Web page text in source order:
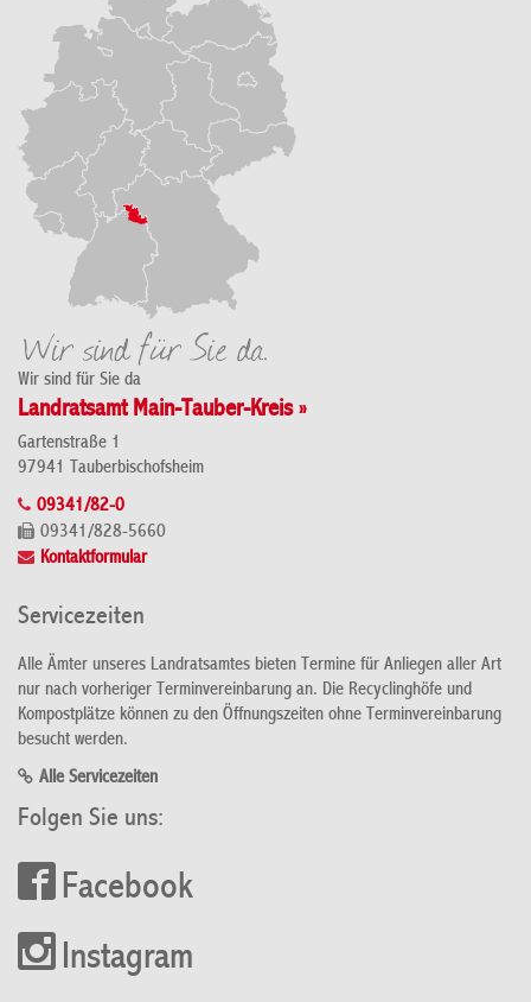
Wir sind für Sie da
Landratsamt Main-Tauber-Kreis »
Gartenstraße 1
97941 Tauberbischofsheim
09341/82-0
09341/828-5660
Kontaktformular
Servicezeiten
Alle Ämter unseres Landratsamtes bieten Termine für Anliegen aller Art
nur nach vorheriger Terminvereinbarung an. Die Recyclinghöfe und
Kompostplätze können zu den Öffnungszeiten ohne Terminvereinbarung
besucht werden.
Alle Servicezeiten
Folgen Sie uns:
Facebook
Instagram